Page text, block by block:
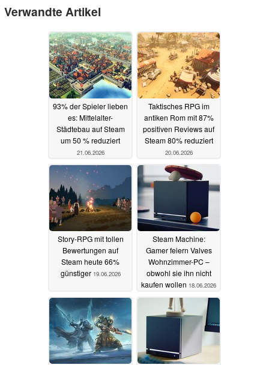
Verwandte Artikel
93% der Spieler lieben
es: Mittelalter-
Städtebau auf Steam
um 50 % reduziert
21.06.2026
Taktisches RPG im
antiken Rom mit 87%
positiven Reviews auf
Steam 80% reduziert
20.06.2026
Story-RPG mit tollen
Bewertungen auf
Steam heute 66%
günstiger 19.06.2026
Steam Machine:
Gamer feiern Valves
Wohnzimmer-PC –
obwohl sie ihn nicht
kaufen wollen 18.06.2026